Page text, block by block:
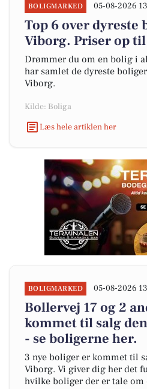
BOLIGMARKED 05-08-2026
Top 6 over dyreste
Viborg. Priser op
Drømmer du om en bolig i
har samlet de dyreste
Viborg.
Kilde: Boliga
Læs hele artiklen her
BOLIGMARKED 05-08-2026
Bollervej 17 og 2
kommet til salg
- se boligerne her.
3 nye boliger er kommet til
Viborg. Vi giver dig her det
hvilke boliger der er tale om